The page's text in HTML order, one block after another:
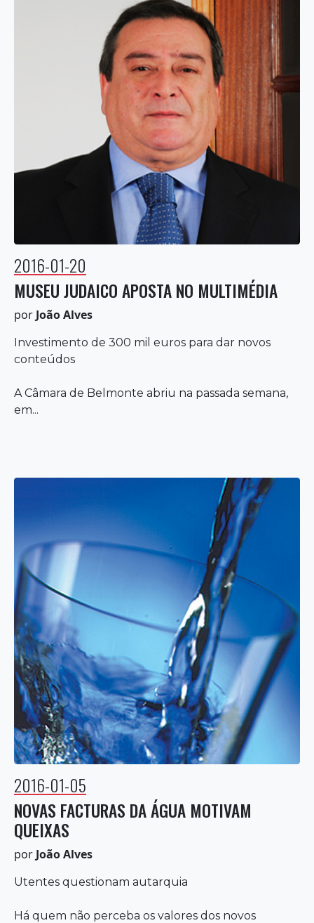
2016-01-20
MUSEU JUDAICO APOSTA NO MULTIMÉDIA
por João Alves
Investimento de 300 mil euros para dar novos
conteúdos
A Câmara de Belmonte abriu na passada semana,
em...
2016-01-05
NOVAS FACTURAS DA ÁGUA MOTIVAM
QUEIXAS
por João Alves
Utentes questionam autarquia
Há quem não perceba os valores dos novos